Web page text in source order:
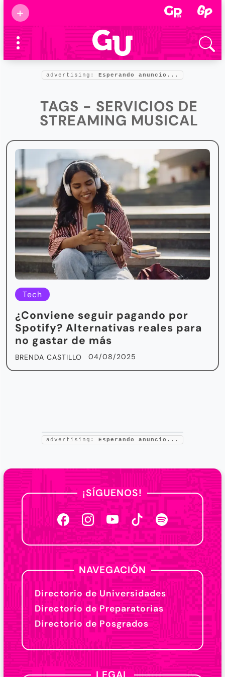
+
Supermamás
2025
Marcas de
confianza
Foro salud
advertising: Esperando anuncio...
TAGS - SERVICIOS DE
STREAMING MUSICAL
Tech
¿Conviene seguir pagando por
Spotify? Alternativas reales para
no gastar de más
BRENDA CASTILLO 04/08/2025
advertising: Esperando anuncio...
¡SÍGUENOS!
NAVEGACIÓN
Directorio de Universidades
Directorio de Preparatorias
Directorio de Posgrados